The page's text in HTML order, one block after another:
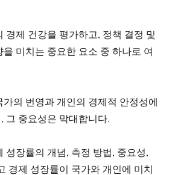
경제 건강을 평가하고, 정책 결정 및
미치는 중요한 요소 중 하나로 여
의 번영과 개인의 경제적 안정성에
그 중요성은 막대합니다.
성장률의 개념, 측정 방법, 중요성,
경제 성장률이 국가와 개인에 미치